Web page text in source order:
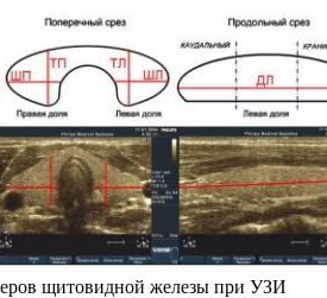
щитовидной железы при УЗИ